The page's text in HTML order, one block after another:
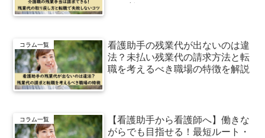
いコツ
コラム一覧
看護助手の残業代が出ないのは違
法？未払い残業代の請求方法と転
職を考えるべき職場の特徴を解説
コラム一覧
【看護助手から看護師へ】働きな
がらでも目指せる！最短ルート・